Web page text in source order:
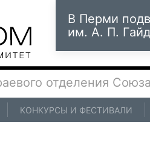
В Перми
им. А. П.
отделения
КОНКУРСЫ И ФЕСТИВАЛИ